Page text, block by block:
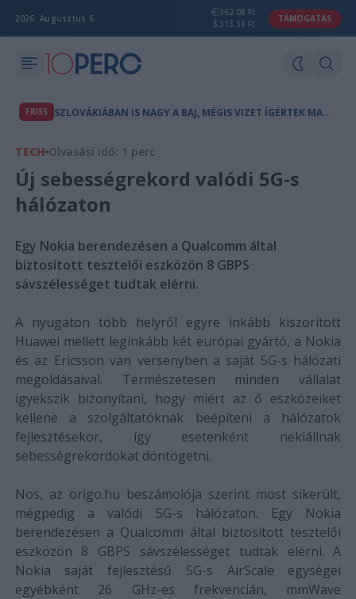
2026. Augusztus 6.
362.08 Ft
313.38 Ft
TÁMOGATÁS
FRISS S
ZLOVÁKIÁBAN IS NAGY A BAJ, MÉGIS VIZET ÍGÉRTEK MAGYARORSZÁGNAK
TECH Olvasási idő: 1 perc
Új sebességrekord valódi 5G-s
hálózaton
Egy Nokia berendezésen a Qualcomm által
biztosított tesztelői eszközön 8 GBPS
sávszélességet tudtak elérni.
A nyugaton több helyről egyre inkább kiszorított
Huawei mellett leginkább két európai gyártó, a Nokia
és az Ericsson van versenyben a saját 5G-s hálózati
megoldásaival. Természetesen minden vállalat
igyekszik bizonyítani, hogy miért az ő eszközeiket
kellene a szolgáltatóknak beépíteni a hálózatok
fejlesztésekor, így esetenként nekiállnak
sebességrekordokat döntögetni.
Nos, az origo.hu beszámolója szerint most sikerült,
mégpedig a valódi 5G-s hálózaton. Egy Nokia
berendezésen a Qualcomm által biztosított tesztelői
eszközön 8 GBPS sávszélességet tudtak elérni. A
Nokia saját fejlesztésű 5G-s AirScale egységei
egyébként 26 GHz-es frekvencián, mmWave